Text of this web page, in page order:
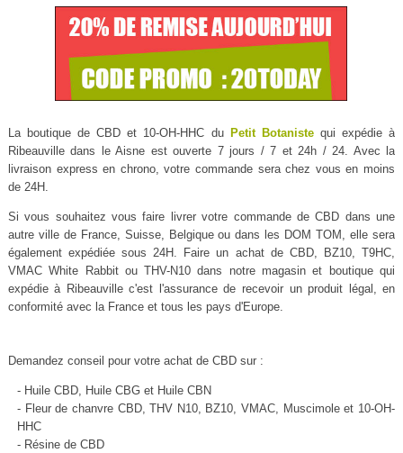
La boutique de CBD et 10-OH-HHC du Petit Botanistequi expédie à
Ribeauville dans le Aisne est ouverte 7 jours / 7 et 24h / 24. Avec la
livraison express en chrono, votre commande sera chez vous en moins
de 24H.
Si vous souhaitez vous faire livrer votre commande de CBD dans une
autre ville de France, Suisse, Belgique ou dans les DOM TOM, elle sera
également expédiée sous 24H. Faire un achat de CBD, BZ10, T9HC,
VMAC White Rabbit ou THV-N10 dans notre magasin et boutique qui
expédie à Ribeauville c'est l'assurance de recevoir un produit légal, en
conformité avec la France et tous les pays d'Europe.
Demandez conseil pour votre achat de CBD sur :
- Huile CBD, Huile CBG et Huile CBN
- Fleur de chanvre CBD, THV N10, BZ10, VMAC, Muscimole et 10-OH-
HHC
- Résine de CBD